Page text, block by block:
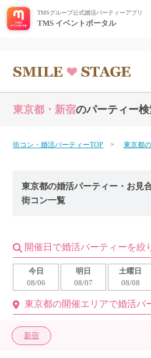
ログイン
はじめての方へ
今週の婚活パーティー
よくあるご質問
お問い合わせ
利用規約
個人情報保護方針launch
子どもの安全基準に関するポリシー
TMSグループ公式婚活パーティーアプリ
TMS イベントポータル
東京都・新宿のパーティー
街コン・婚活パーティーTOP 東京都
東京都の婚活パーティー・お見
街コン一覧
開催日で婚活パーティーを絞
今日
08/06
明日
08/07
土曜日
08/08
東京都の開催エリアで婚活パ
新宿